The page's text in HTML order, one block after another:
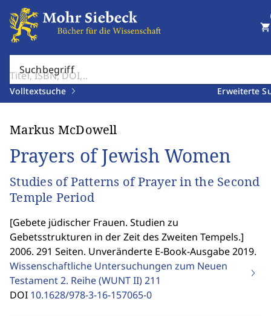
Suchbegriff
Volltextsuche Erweiterte
shopping_cart
Markus McDowell
Prayers of Jewish Women
Studies of Patterns of Prayer in the Second
Temple Period
[Gebete jüdischer Frauen. Studien zu
Gebetsstrukturen in der Zeit des Zweiten Tempels.]
2006. 291 Seiten. Unveränderte E-Book-Ausgabe 2019.
Wissenschaftliche Untersuchungen zum Neuen
Testament 2. Reihe (WUNT II)211
DOI 10.1628/978-3-16-157065-0